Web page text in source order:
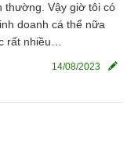
thường. Vậy giờ tôi có
doanh cá thể nữa
rất nhiều…
14/08/2023